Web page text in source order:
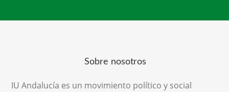
Sobre nosotros
IU Andalucía es un movimiento político y social